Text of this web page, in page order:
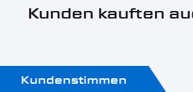
Kunden kauften
Kundenstimmen